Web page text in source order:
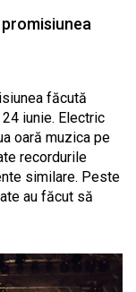
făcută
iunie. Electric
oară muzica pe
recordurile
similare. Peste
au făcut să